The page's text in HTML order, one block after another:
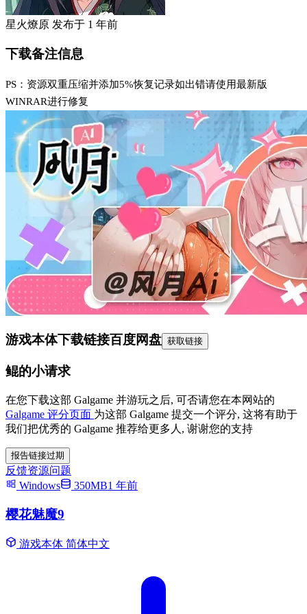
星火燎原 发布于 1 年前
下载备注信息
PS：资源双重压缩并添加5%恢复记录如出错请使用最新版
WINRAR进行修复
游戏本体下载链接百度网盘 获取链接
鲲的小请求
在您下载这部 Galgame 并游玩之后, 可否请您在本网站的
Galgame 评分页面 为这部 Galgame 提交一个评分, 这将有助于
我们把优秀的 Galgame 推荐给更多人, 谢谢您的支持
报告链接过期
反馈资源问题
Windows
350MB1 年前
樱花魅魔9
游戏本体 简体中文